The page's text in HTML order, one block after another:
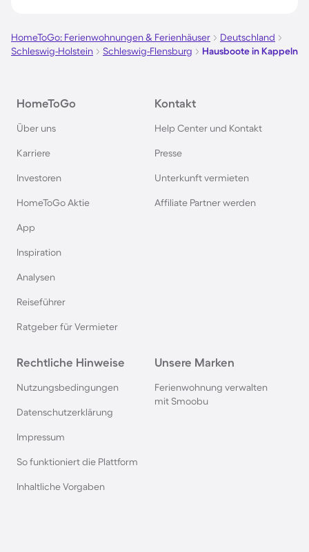
Hausboote in Kroatien
Hausboote in Österreich
Hausboote in Hamburg
Hausboote in Berlin
Hausboote in Schweden
Hausboote in Holland
Seenplatte
Hausboote in Heiligenhafen
HomeToGo: Ferienwohnungen & Ferienhäuser
Deutschland
Schleswig-Holstein
Schleswig-Flensburg Hausboote in Kappeln
HomeToGo
Über uns
Karriere
Investoren
HomeToGo Aktie
App
Inspiration
Analysen
Reiseführer
Ratgeber für Vermieter
Kontakt
Help Center und Kontakt
Presse
Unterkunft vermieten
Affiliate Partner werden
Rechtliche Hinweise
Nutzungsbedingungen
Datenschutzerklärung
Impressum
So funktioniert die Plattform
Inhaltliche Vorgaben
Unsere Marken
Ferienwohnung verwalten
mit Smoobu